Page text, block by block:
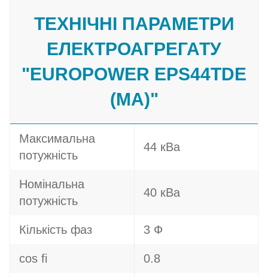
ТЕХНІЧНІ ПАРАМЕТРИ
ЕЛЕКТРОАГРЕГАТУ
"EUROPOWER EPS44TDE
(MA)"
Максимальна
потужність
44 кВа
Номінальна
потужність
40 кВа
Кількість фаз 3 Ф
cos fi 0.8